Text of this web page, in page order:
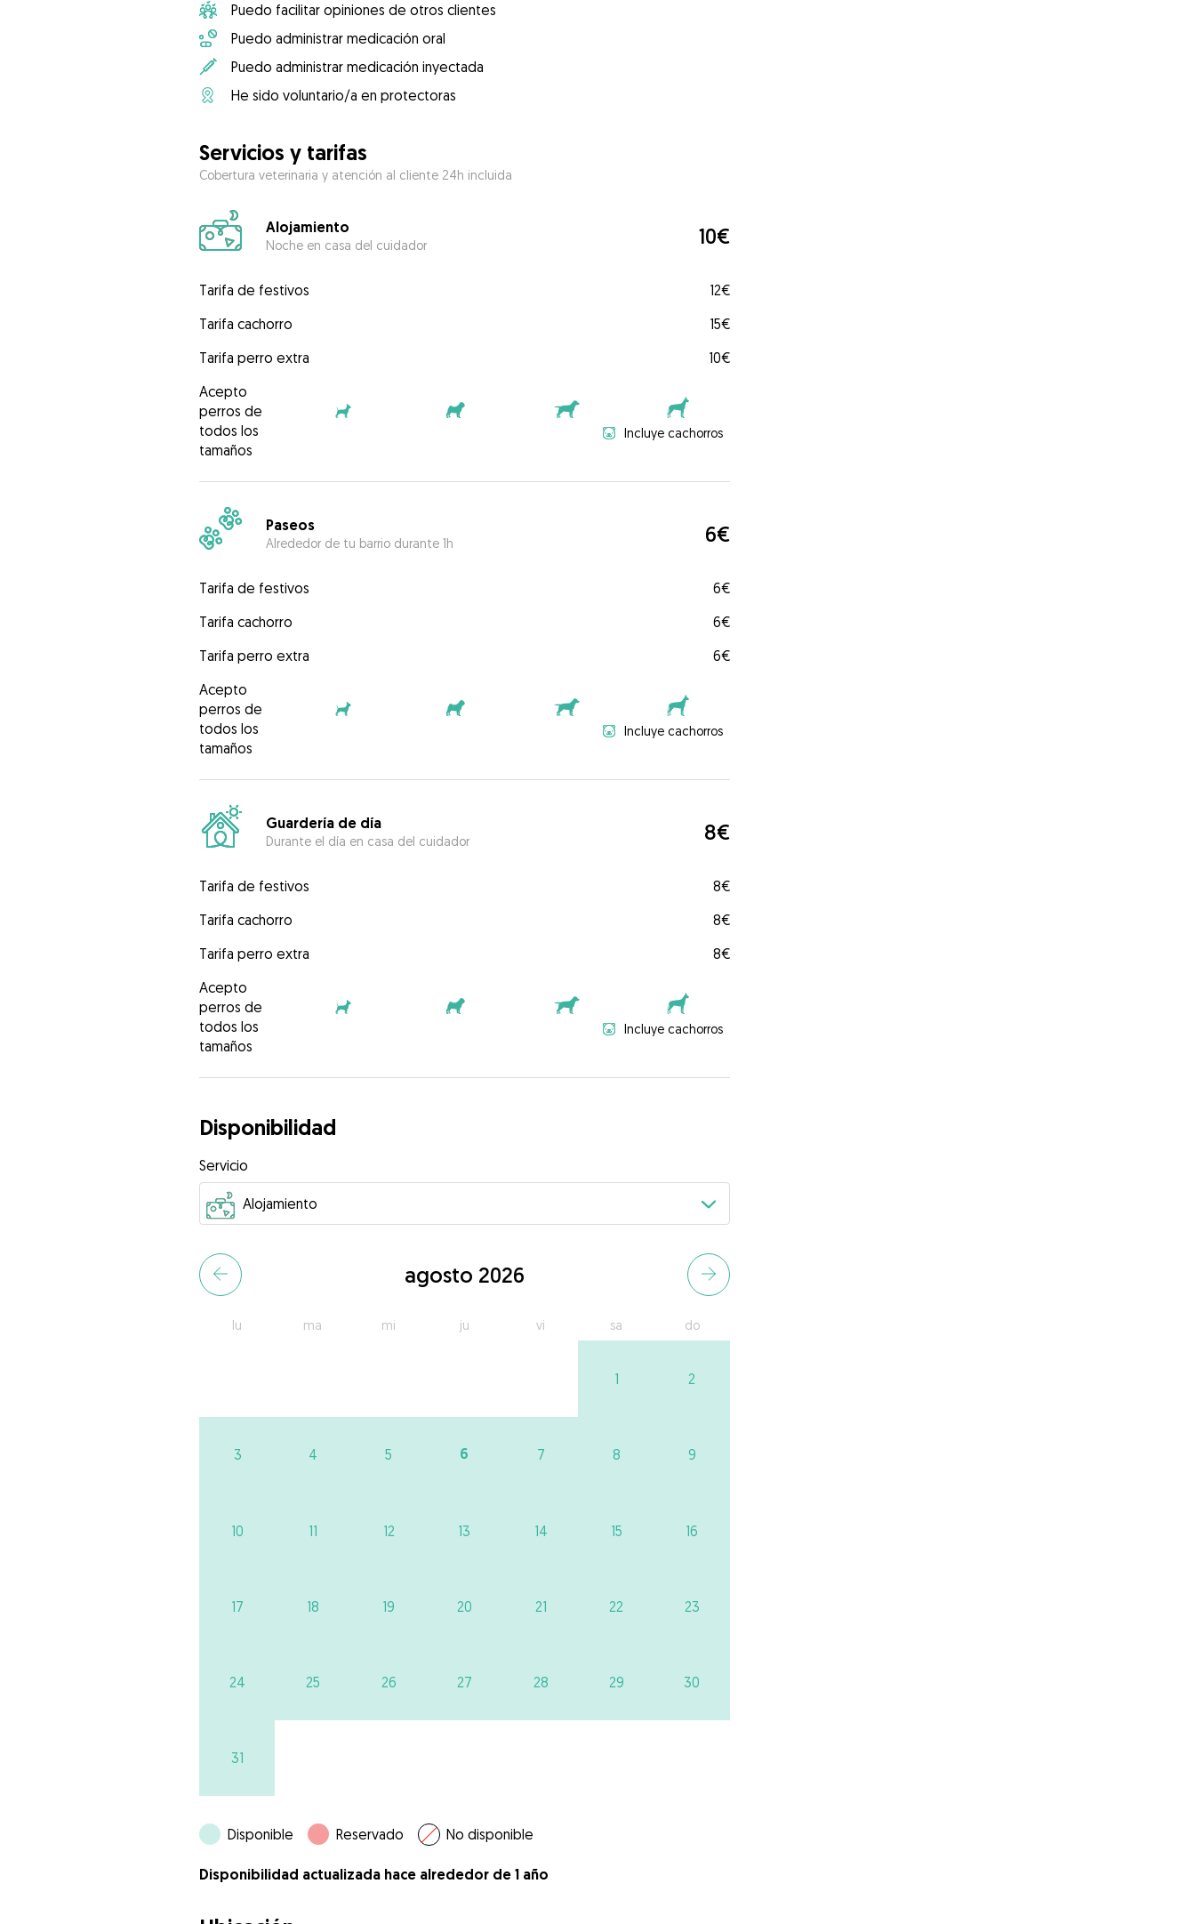
Puedo facilitar opiniones de otros clientes
Puedo administrar medicación oral
Puedo administrar medicación inyectada
He sido voluntario/a en protectoras
Servicios y tarifas
Cobertura veterinaria y atención al cliente 24h incluida
Alojamiento
Noche en casa del cuidador 10€
Tarifa de festivos
12€
Tarifa cachorro
15€
Tarifa perro extra
10€
Acepto
perros de
todos los
tamaños
Incluye cachorros
Paseos
Alrededor de tu barrio durante 1h 6€
Tarifa de festivos
6€
Tarifa cachorro
6€
Tarifa perro extra
6€
Acepto
perros de
todos los
tamaños
Incluye cachorros
Guardería de día
Durante el día en casa del cuidador 8€
Tarifa de festivos
8€
Tarifa cachorro
8€
Tarifa perro extra
8€
Acepto
perros de
todos los
tamaños
Incluye cachorros
Disponibilidad
Servicio
agosto 2026
lu ma mi ju vi sa do
1 2
3 4 5 6 7 8 9
10 11 12 13 14 15 16
17 18 19 20 21 22 23
24 25 26 27 28 29 30
31
Disponible Reservado No disponible
Disponibilidad actualizada hace alrededor de 1 año